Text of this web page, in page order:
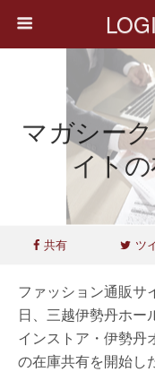
マガシー
イト
共有 ツ
ファッション通販サ
日、三越伊勢丹ホー
インストア・伊勢丹
の在庫共有を開始し